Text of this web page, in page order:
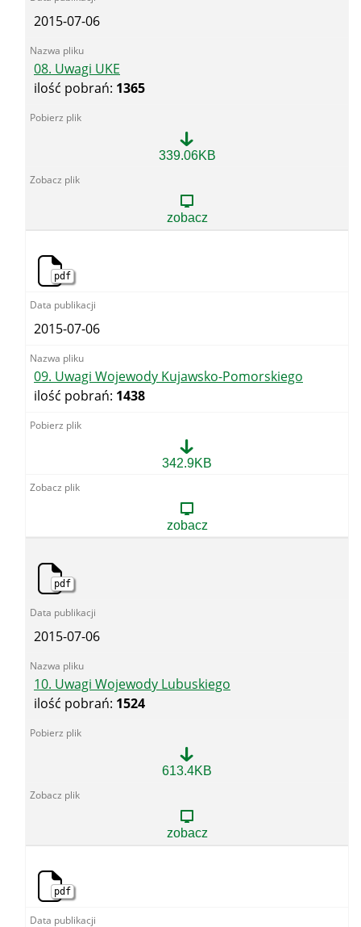
2015-07-06
08. Uwagi UKE
ilość pobrań: 1365
UKE
339.06KB
zobacz
pdf
2015-07-06
09. Uwagi Wojewody Kujawsko-Pomorskiego
ilość pobrań: 1438
Wojewody
342.9KB
zobacz
pdf
2015-07-06
10. Uwagi Wojewody Lubuskiego
ilość pobrań: 1524
Wojewody
613.4KB
zobacz
pdf